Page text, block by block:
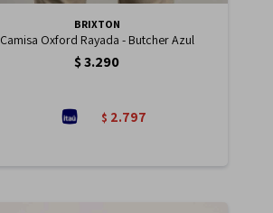
BRIXTON
Camisa Oxford Rayada - Butcher Azul
$3.290
$ 2.797